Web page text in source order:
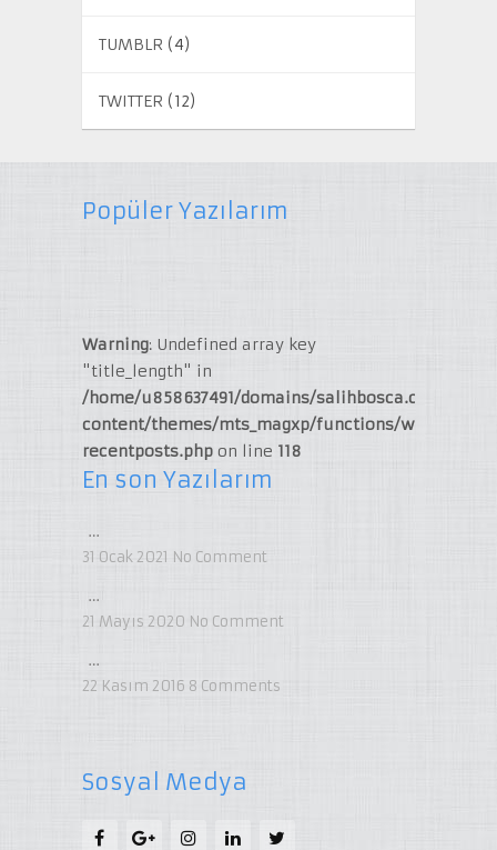
TUMBLR (4)
TWITTER (12)
Popüler Yazılarım
Warning: Undefined array key
"title_length" in
/home/u858637491/domains/salihbosca.com/
content/themes/mts_magxp/functions/widget-
recentposts.phpon line 118
En son Yazılarım
…
31 Ocak 2021 No Comment
…
21 Mayıs 2020 No Comment
…
22 Kasım 2016 8 Comments
Sosyal Medya